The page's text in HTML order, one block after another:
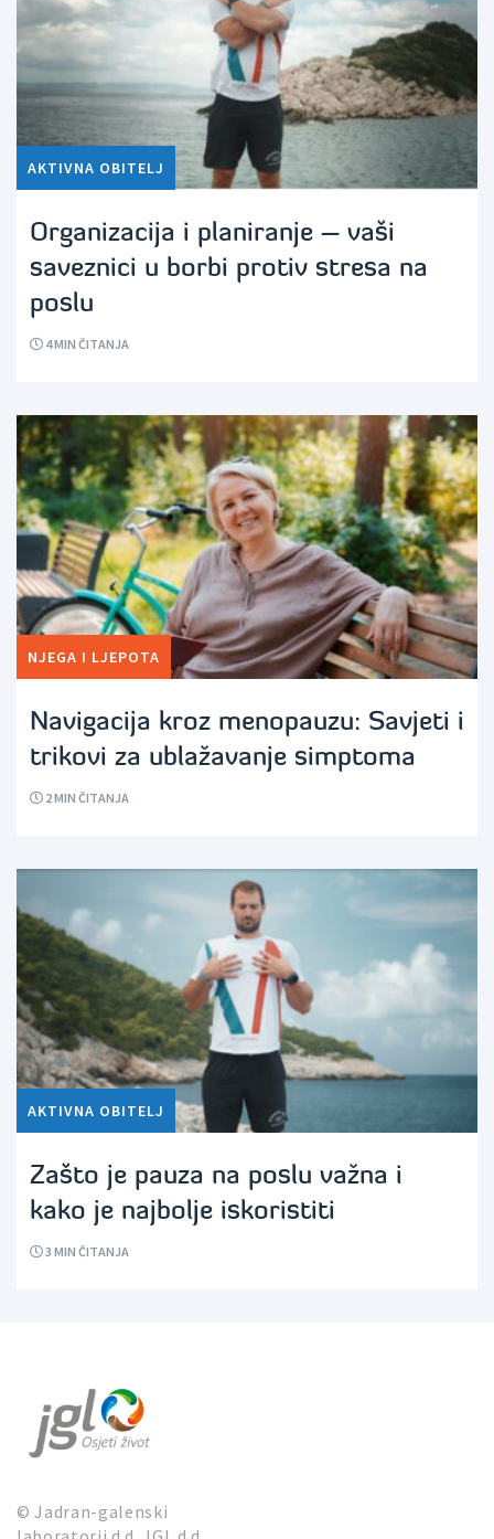
AKTIVNA OBITELJ
Organizacija i planiranje – vaši
saveznici u borbi protiv stresa na
poslu
4MIN ČITANJA
NJEGA I LJEPOTA
Navigacija kroz menopauzu: Savjeti i
trikovi za ublažavanje simptoma
2MIN ČITANJA
AKTIVNA OBITELJ
Zašto je pauza na poslu važna i
kako je najbolje iskoristiti
3 MIN ČITANJA
© Jadran-galenski